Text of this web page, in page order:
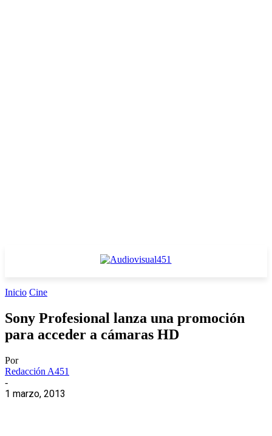
Inicio Cine
Sony Profesional lanza una promoción
para acceder a cámaras HD
Por
Redacción A451
-
1 marzo, 2013